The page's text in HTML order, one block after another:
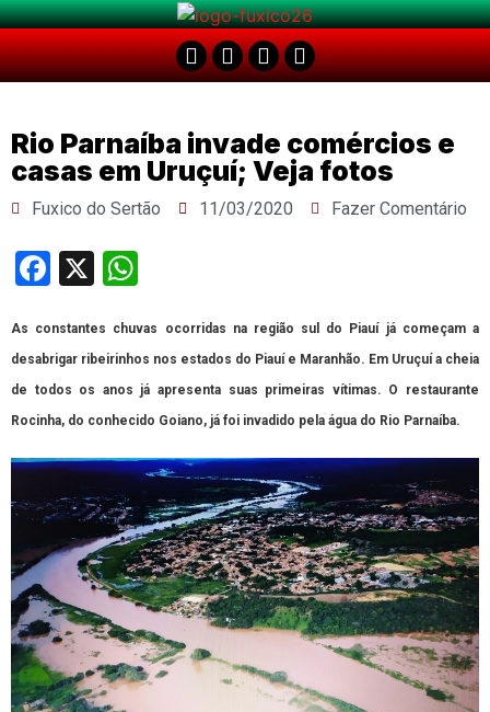
Rio Parnaíba invade comércios e
casas em Uruçuí; Veja fotos
Fuxico do Sertão 11/03/2020 Fazer Comentário
Facebook
X
As constantes chuvas ocorridas na região sul do Piauí já começam a
desabrigar ribeirinhos nos estados do Piauí e Maranhão. Em Uruçuí a cheia
de todos os anos já apresenta suas primeiras vítimas. O restaurante
Rocinha, do conhecido Goiano, já foi invadido pela água do Rio Parnaíba.